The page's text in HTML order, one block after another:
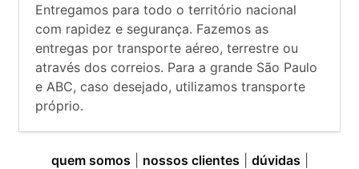
Entregamos para todo o território nacional
com rapidez e segurança. Fazemos as
entregas por transporte aéreo, terrestre ou
através dos correios. Para a grande São Paulo
e ABC, caso desejado, utilizamos transporte
próprio.
quem somos nossos clientes dúvidas